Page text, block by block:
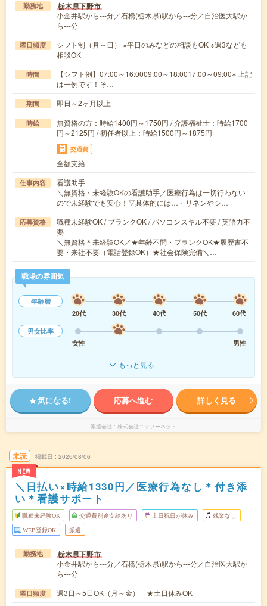
勤務地 栃木県下野市
小金井駅から---分／石橋(栃木県)駅から---分／自治医大駅か
ら---分
曜日頻度
シフト制（月～日） ※平日のみなどの相談もOK ※週3なども
相談OK
時間
【シフト例】07:00～16:0009:00～18:0017:00～09:00※ 上記
は一例です！そ…
期間 即日～2ヶ月以上
時給
無資格の方：時給1400円～1750円 / 介護福祉士：時給1700
円～2125円 / 初任者以上：時給1500円～1875円
交通費
全額支給
仕事内容
看護助手
＼無資格・未経験OKの看護助手／医療行為は一切行わない
ので未経験でも安心！▽具体的には…・リネンやシ…
応募資格
職種未経験OK / ブランクOK / パソコンスキル不要 / 英語力不
要
＼無資格＊未経験OK／★年齢不問・ブランクOK★履歴書不
要・来社不要（電話登録OK）★社会保険完備＼…
職場の雰囲気
年齢層
20代
30代 40代 50代
60代
男女比率
女性
男性
もっと見る
気になる! 応募へ進む 詳しく見る
派遣会社 株式会社ニッソーネット
未読
NEW
掲載日 2026/08/06
＼日払い×時給1330円／医療行為なし＊付き添
い＊看護サポート
職種未経験OK 交通費別途支給あり 土日祝日が休み 残業なし
WEB登録OK 派遣
勤務地 栃木県下野市
小金井駅から---分／石橋(栃木県)駅から---分／自治医大駅か
ら---分
曜日頻度 週3日～5日OK（月～金） ★土日休みOK